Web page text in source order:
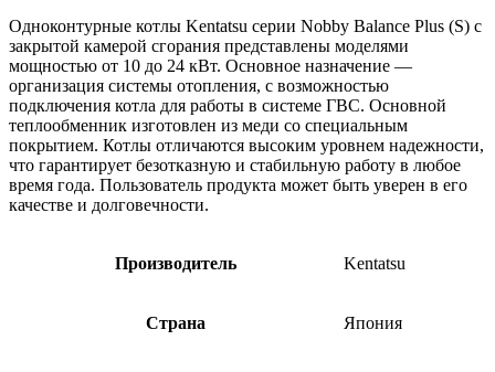
Одноконтурные котлы Kentatsu серии Nobby Balance Plus (S) с
закрытой камерой сгорания представлены моделями
мощностью от 10 до 24 кВт. Основное назначение —
организация системы отопления, с возможностью
подключения котла для работы в системе ГВС. Основной
теплообменник изготовлен из меди со специальным
покрытием. Котлы отличаются высоким уровнем надежности,
что гарантирует безотказную и стабильную работу в любое
время года. Пользователь продукта может быть уверен в его
качестве и долговечности.
Производитель Kentatsu
Страна Япония